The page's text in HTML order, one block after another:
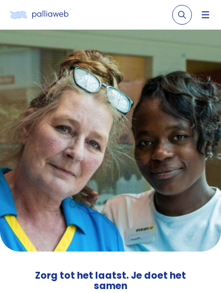
Zorg tot het laatst. Je doet het
samen